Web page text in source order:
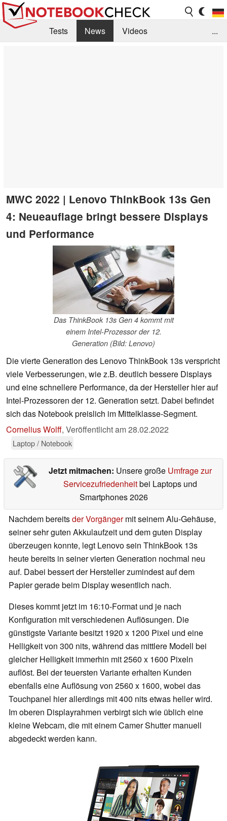
Tests News
Videos
...
MWC 2022 | Lenovo ThinkBook 13s Gen
4: Neueauflage bringt bessere Displays
und Performance
Das ThinkBook 13s Gen 4 kommt mit
einem Intel-Prozessor der 12.
Generation (Bild: Lenovo)
Die vierte Generation des Lenovo ThinkBook 13s verspricht
viele Verbesserungen, wie z.B. deutlich bessere Displays
und eine schnellere Performance, da der Hersteller hier auf
Intel-Prozessoren der 12. Generation setzt. Dabei befindet
sich das Notebook preislich im Mittelklasse-Segment.
Cornelius Wolff, Veröffentlicht am28.02.2022
Laptop / Notebook
Jetzt mitmachen: Unsere große Umfrage zur
Servicezufriedenheitbei Laptops und
Smartphones 2026
Nachdem bereitsder Vorgängermit seinem Alu-Gehäuse,
seiner sehr guten Akkulaufzeit und dem guten Display
überzeugen konnte, legt Lenovo sein ThinkBook 13s
heute bereits in seiner vierten Generation nochmal neu
auf. Dabei bessert der Hersteller zumindest auf dem
Papier gerade beim Display wesentlich nach.
Dieses kommt jetzt im 16:10-Format und je nach
Konfiguration mit verschiedenen Auflösungen. Die
günstigste Variante besitzt 1920 x 1200 Pixel und eine
Helligkeit von 300 nits, während das mittlere Modell bei
gleicher Helligkeit immerhin mit 2560 x 1600 Pixeln
auflöst. Bei der teuersten Variante erhalten Kunden
ebenfalls eine Auflösung von 2560 x 1600, wobei das
Touchpanel hier allerdings mit 400 nits etwas heller wird.
Im oberen Displayrahmen verbirgt sich wie üblich eine
kleine Webcam, die mit einem Camer Shutter manuell
abgedeckt werden kann.